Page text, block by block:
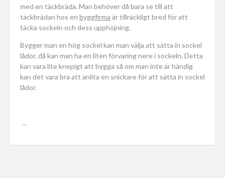
med en täckbräda. Man behöver då bara se till att
täckbrädan hos en byggfirma är tillräckligt bred för att
täcka sockeln och dess upphöjning.
Bygger man en hög sockel kan man välja att sätta in sockel
lådor, då kan man ha en liten förvaring nere i sockeln. Detta
kan vara lite knepigt att bygga så om man inte är händig
kan det vara bra att anlita en snickare för att sätta in sockel
lådor.
…